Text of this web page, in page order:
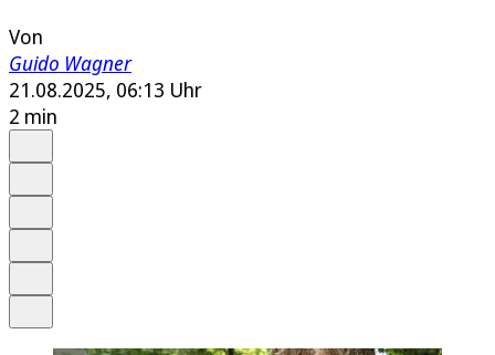
Von
Guido Wagner
21.08.2025, 06:13 Uhr
2 min